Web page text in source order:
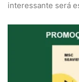
interessante será